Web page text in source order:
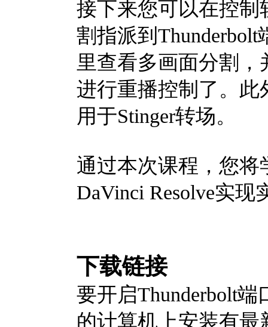
接下来您可以在控
割指派到Thunderbolt
里查看多画面分割，
进行重播控制了。
用于Stinger转场。
通过本次课程，您将
DaVinci Resolve实
下载链接
要开启Thunderbolt
的计算机上安装有最